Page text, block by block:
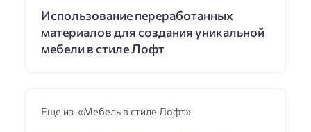
Использование переработанных
материалов для создания уникальной
мебели в стиле Лофт
Еще из «Мебель в стиле Лофт»